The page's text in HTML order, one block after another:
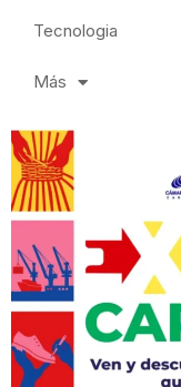
Tecnologia
Más